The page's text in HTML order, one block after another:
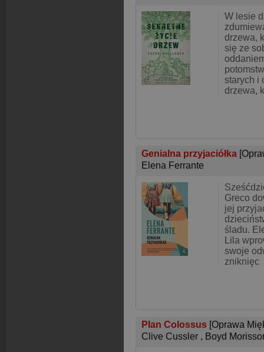
W lesie
drzewa,
się ze
starych i
drzewa,
Genialna przyjaciółka
Elena Ferrante
Greco
jej
śladu.
Lila
swoje
zniknięc
Plan Colossus [Oprawa
Clive Cussler , Boyd